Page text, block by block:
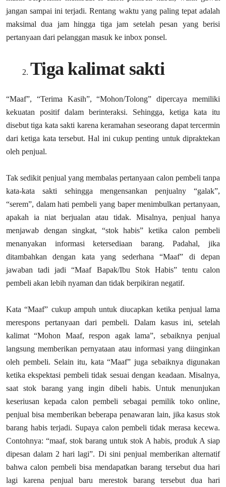
jangan sampai ini terjadi. Rentang waktu yang paling tepat adalah
maksimal dua jam hingga tiga jam setelah pesan yang berisi
pertanyaan dari pelanggan masuk ke inbox ponsel.
Tiga kalimat sakti
“Maaf”, “Terima Kasih”, “Mohon/Tolong” dipercaya memiliki
kekuatan positif dalam berinteraksi. Sehingga, ketiga kata itu
disebut tiga kata sakti karena keramahan seseorang dapat tercermin
dari ketiga kata tersebut. Hal ini cukup penting untuk dipraktekan
oleh penjual.
Tak sedikit penjual yang membalas pertanyaan calon pembeli tanpa
kata-kata sakti sehingga mengensankan penjualny “galak”,
“serem”, dalam hati pembeli yang baper menimbulkan pertanyaan,
apakah ia niat berjualan atau tidak. Misalnya, penjual hanya
menjawab dengan singkat, “stok habis” ketika calon pembeli
menanyakan informasi ketersediaan barang. Padahal, jika
ditambahkan dengan kata yang sederhana “Maaf” di depan
jawaban tadi jadi “Maaf Bapak/Ibu Stok Habis” tentu calon
pembeli akan lebih nyaman dan tidak berpikiran negatif.
Kata “Maaf” cukup ampuh untuk diucapkan ketika penjual lama
merespons pertanyaan dari pembeli. Dalam kasus ini, setelah
kalimat “Mohon Maaf, respon agak lama”, sebaiknya penjual
langsung memberikan pernyataan atau informasi yang diinginkan
oleh pembeli. Selain itu, kata “Maaf” juga sebaiknya digunakan
ketika ekspektasi pembeli tidak sesuai dengan keadaan. Misalnya,
saat stok barang yang ingin dibeli habis. Untuk menunjukan
keseriusan kepada calon pembeli sebagai pemilik toko online,
penjual bisa memberikan beberapa penawaran lain, jika kasus stok
barang habis terjadi. Supaya calon pembeli tidak merasa kecewa.
Contohnya: “maaf, stok barang untuk stok A habis, produk A siap
dipesan dalam 2 hari lagi”. Di sini penjual memberikan alternatif
bahwa calon pembeli bisa mendapatkan barang tersebut dua hari
lagi karena penjual baru merestok barang tersebut dua hari